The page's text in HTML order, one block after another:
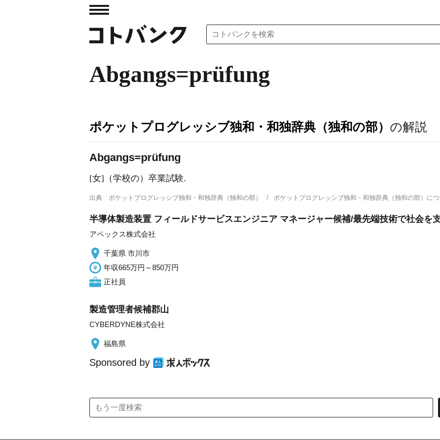
Abgangs=prüfung
ポケットプログレッシブ独和・和独辞典（独和の部） の解説
Abgangs=prüfung
[女]（学校の）卒業試験.
出典 ポケットプログレッシブ独和・和独辞典（独和の部） ポケットプログレッシブ独和・和独辞典（独和の部）
半導体製造装置 フィールドサービスエンジニア マネージャー候補/最先端技術で社会を
アペックス株式会社
千葉県 市川市
年収665万円～850万円
正社員
製造管理者候補郡山
CYBERDYNE株式会社
福島県
Sponsored by